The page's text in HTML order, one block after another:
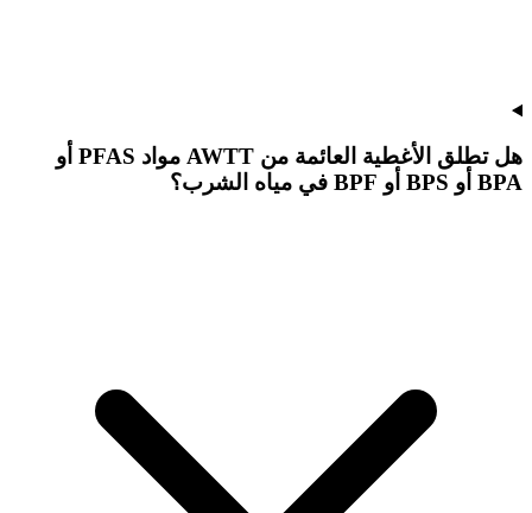
هل تطلق الأغطية العائمة من AWTT مواد PFAS أو
BPA أو BPS أو BPF في مياه الشرب؟